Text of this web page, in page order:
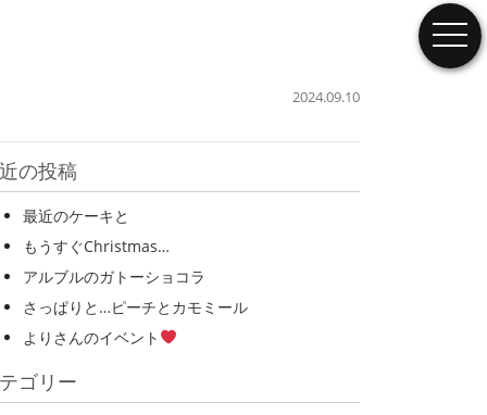
2024.09.10
の投稿
最近のケーキと
もうすぐChristmas…
アルブルのガトーショコラ
さっぱりと…ピーチとカモミール
よりさんのイベント
ゴリー